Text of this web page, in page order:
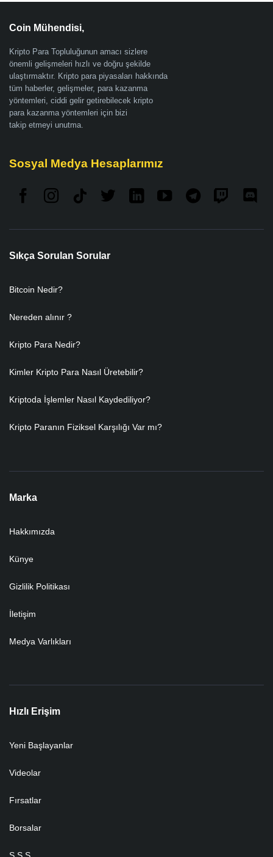
Coin Mühendisi,
Kripto Para Topluluğunun amacı sizlere
önemli gelişmeleri hızlı ve doğru şekilde
ulaştırmaktır. Kripto para piyasaları hakkında
tüm haberler, gelişmeler, para kazanma
yöntemleri, ciddi gelir getirebilecek kripto
para kazanma yöntemleri için bizi
takip etmeyi unutma.
Sosyal Medya Hesaplarımız
Sıkça Sorulan Sorular
Bitcoin Nedir?
Nereden alınır ?
Kripto Para Nedir?
Kimler Kripto Para Nasıl Üretebilir?
Kriptoda İşlemler Nasıl Kaydediliyor?
Kripto Paranın Fiziksel Karşılığı Var mı?
Marka
Hakkımızda
Künye
Gizlilik Politikası
İletişim
Medya Varlıkları
Hızlı Erişim
Yeni Başlayanlar
Videolar
Fırsatlar
Borsalar